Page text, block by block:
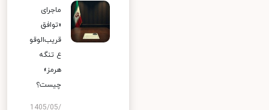
ماجرای
«توافق
قریب‌الوقو
ع تنگه
هرمز»
چیست؟
1405/05/